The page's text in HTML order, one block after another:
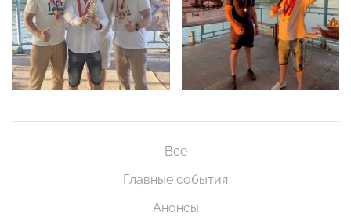
Все
Главные события
Анонсы